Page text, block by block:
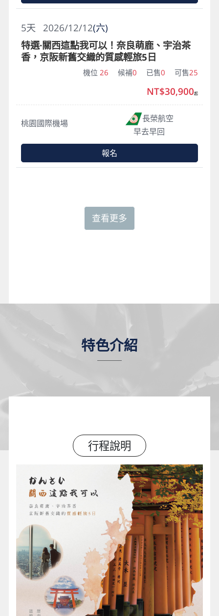
特色介紹
行程說明
2026/12/12(六)
5天
特選·關西這點我可以！奈良萌鹿、宇治茶
香，京阪新舊交織的質感輕旅5日
機位 26 候補0 已售0 可售25
桃園國際機場
長榮航空
早去早回
NT$30,900起
報名
查看更多